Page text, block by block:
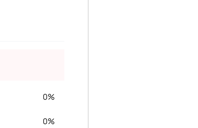
0%
0%